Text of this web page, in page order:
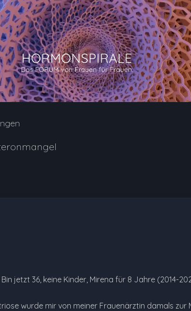
jetzt 36, keine Kinder, Mirena für 8 Jahre (2014-
wurde mir von meiner Frauenärztin damals zur